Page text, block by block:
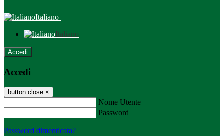
Italiano
Italiano
Accedi
Accedi
button close ×
Nome Utente
Password
Password dimenticata?